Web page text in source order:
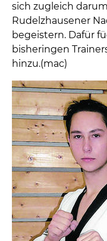
sich zugleich
Rudelzhausener
begeistern. Dafür
bisheringen
hinzu.(mac)